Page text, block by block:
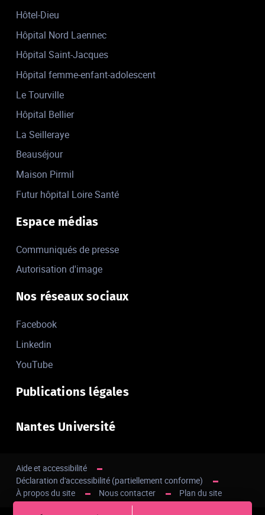
Hôtel-Dieu
Hôpital Nord Laennec
Hôpital Saint-Jacques
Hôpital femme-enfant-adolescent
Le Tourville
Hôpital Bellier
La Seilleraye
Beauséjour
Maison Pirmil
Futur hôpital Loire Santé
Espace médias
Communiqués de presse
Autorisation d'image
Nos réseaux sociaux
Facebook
Linkedin
YouTube
Publications légales
Nantes Université
Aide et accessibilité
Déclaration d'accessibilité (partiellement conforme)
À propos du site
Nous contacter Plan du site